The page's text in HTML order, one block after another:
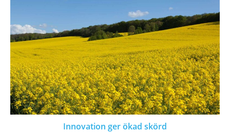
Innovation ger ökad skörd